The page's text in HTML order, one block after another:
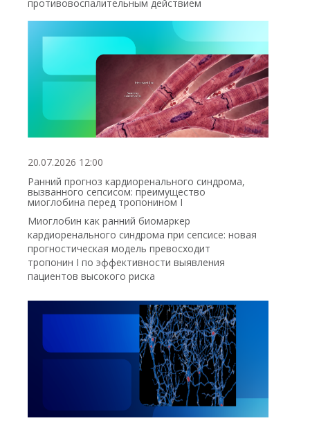
противовоспалительным действием
20.07.2026 12:00
Ранний прогноз кардиоренального синдрома,
вызванного сепсисом: преимущество
миоглобина перед тропонином I
Миоглобин как ранний биомаркер
кардиоренального синдрома при сепсисе: новая
прогностическая модель превосходит
тропонин I по эффективности выявления
пациентов высокого риска